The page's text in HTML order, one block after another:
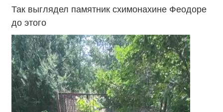
Так выглядел памятник схимонахине Феодоре
до этого